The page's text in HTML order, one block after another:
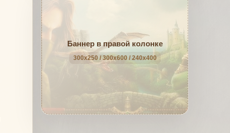
Баннер в правой колонке
300x250 / 300x600 / 240x400